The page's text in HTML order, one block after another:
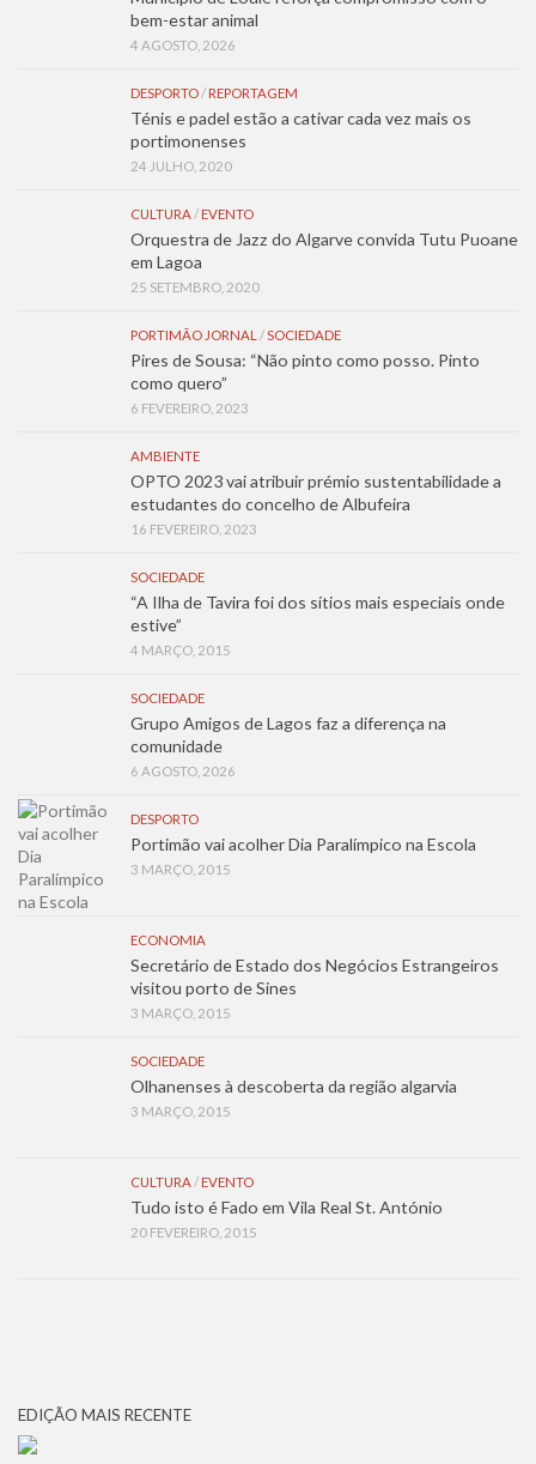
bem-estar animal
4 AGOSTO, 2026
DESPORTO/ REPORTAGEM
Ténis e padel estão a cativar cada vez mais os
portimonenses
24 JULHO, 2020
CULTURA/ EVENTO
Orquestra de Jazz do Algarve convida Tutu Puoane
em Lagoa
25 SETEMBRO, 2020
PORTIMÃO JORNAL /SOCIEDADE
Pires de Sousa: “Não pinto como posso. Pinto
como quero”
6 FEVEREIRO, 2023
AMBIENTE
OPTO 2023 vai atribuir prémio sustentabilidade a
estudantes do concelho de Albufeira
16 FEVEREIRO, 2023
SOCIEDADE
“A Ilha de Tavira foi dos sítios mais especiais onde
estive”
4 MARÇO, 2015
SOCIEDADE
Grupo Amigos de Lagos faz a diferença na
comunidade
6 AGOSTO, 2026
DESPORTO
Portimão vai acolher Dia Paralímpico na Escola
3 MARÇO, 2015
ECONOMIA
Secretário de Estado dos Negócios Estrangeiros
visitou porto de Sines
3 MARÇO, 2015
SOCIEDADE
Olhanenses à descoberta da região algarvia
3 MARÇO, 2015
CULTURA/ EVENTO
Tudo isto é Fado em Vila Real St. António
20 FEVEREIRO, 2015
EDIÇÃO MAIS RECENTE